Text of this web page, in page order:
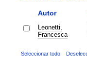
Autor
Leonetti,
Francesca
Seleccionar todo